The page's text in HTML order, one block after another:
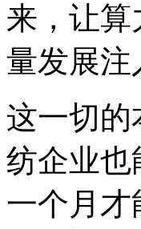
来，
量发展注
这一切的
纺企业也
一个月